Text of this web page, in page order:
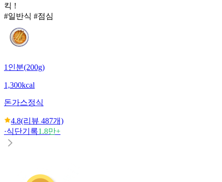
킥 !
#일반식 #점심
1인분(200g)
1,300kcal
돈가스정식
4.8(리뷰 487개)
·식단기록1.8만+